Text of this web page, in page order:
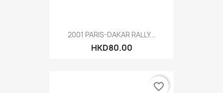
2001 PARIS-DAKAR RALLY...
HKD80.00
favorite_border